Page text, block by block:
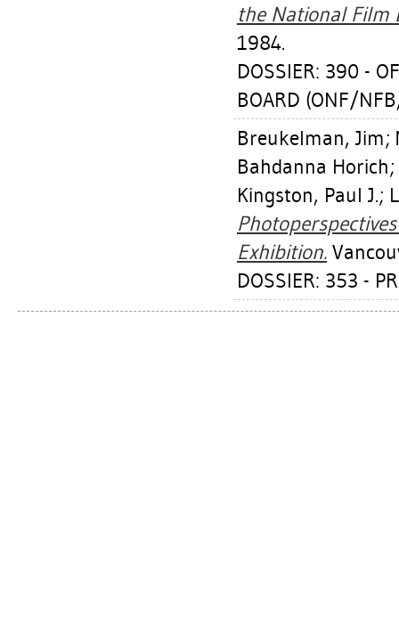
the National Film
1984.
DOSSIER: 390 -
BOARD (ONF/
Breukelman, Jim;
Bahdanna Horich;
Kingston, Paul J.;
Exhibition.
DOSSIER: 353 -